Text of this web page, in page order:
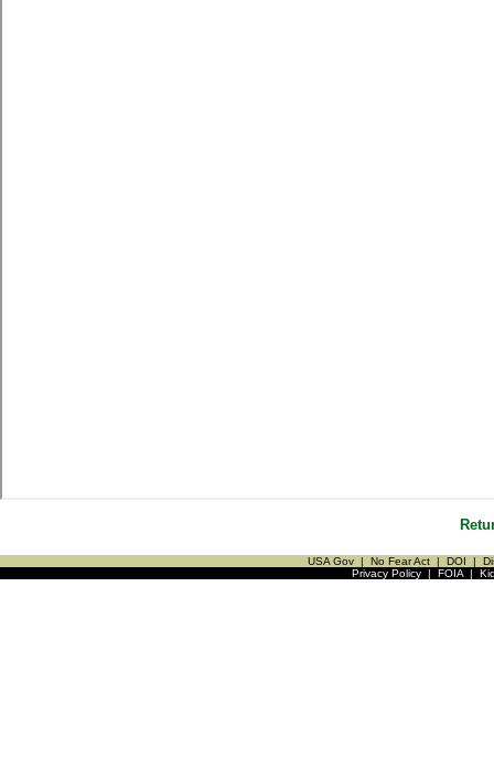
USA Gov | No Fear Act | DOI |
Privacy Policy| FOIA|